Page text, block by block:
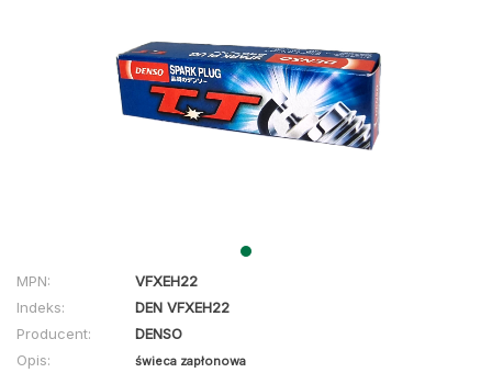
MPN:
VFXEH22
Indeks:
DEN VFXEH22
Producent:
DENSO
Opis:
świeca zapłonowa